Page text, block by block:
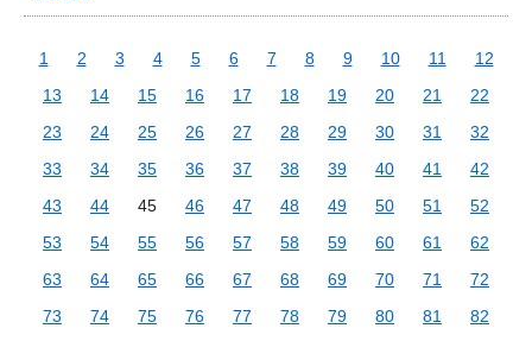
1 2 3 4 5 6 7 8 9 10 11
12
13
14 15 16 17 18 19 20 21
22
23
24 25 26 27 28 29 30 31
32
33
34 35 36 37 38 39 40 41
42
43
44 45 46 47 48 49 50 51
52
53
54 55 56 57 58 59 60 61
62
63
64 65 66 67 68 69 70 71
72
73
74 75 76 77 78 79 80 81
82